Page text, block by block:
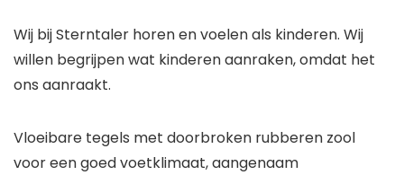
Wij bij Sterntaler horen en voelen als kinderen. Wij
willen begrijpen wat kinderen aanraken, omdat het
ons aanraakt.
Vloeibare tegels met doorbroken rubberen zool
voor een goed voetklimaat, aangenaam